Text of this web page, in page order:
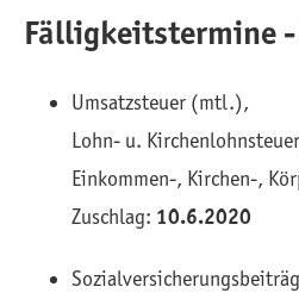
Fälligkeitstermine
Umsatzsteuer (mtl.),
Lohn- u.
Einkommen-, Kirchen-,
Zuschlag: 10.6.2020